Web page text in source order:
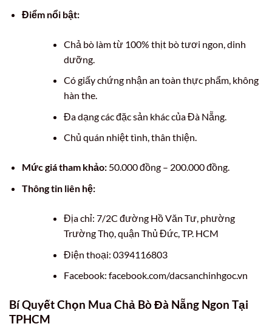
Điểm nổi bật:
Chả bò làm từ 100% thịt bò tươi ngon, dinh
dưỡng.
Có giấy chứng nhận an toàn thực phẩm, không
hàn the.
Đa dạng các đặc sản khác của Đà Nẵng.
Chủ quán nhiệt tình, thân thiện.
Mức giá tham khảo:50.000 đồng – 200.000 đồng.
Thông tin liên hệ:
Địa chỉ: 7/2C đường Hồ Văn Tư, phường
Trường Thọ, quận Thủ Đức, TP. HCM
Điện thoại: 0394116803
Facebook: facebook.com/dacsanchinhgoc.vn
Bí Quyết Chọn Mua Chả Bò Đà Nẵng Ngon Tại
TPHCM